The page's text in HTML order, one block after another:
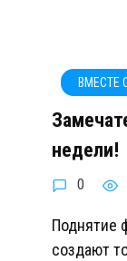
ВМЕСТЕ
недели!
0
Поднятие
создают